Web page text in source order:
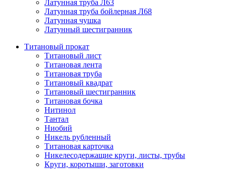
Латунная труба Л63
Латунная труба бойлерная Л68
Латунная чушка
Латунный шестигранник
Титановый прокат
Титановый лист
Титановая лента
Титановая труба
Титановый квадрат
Титановый шестигранник
Титановая бочка
Нитинол
Тантал
Ниобий
Никель рубленный
Титановая карточка
Никелесодержащие круги, листы, трубы
Круги, коротыши, заготовки